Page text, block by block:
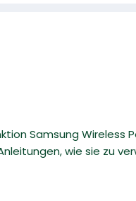
Samsung Wireless
wie sie zu